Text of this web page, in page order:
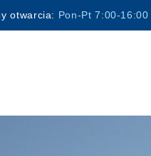
otwarcia: Pon-Pt 7:00-16:00